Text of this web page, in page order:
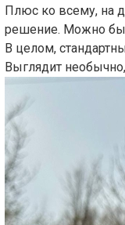
Плюс ко всему, на
решение. Можно
В целом,
Выглядит